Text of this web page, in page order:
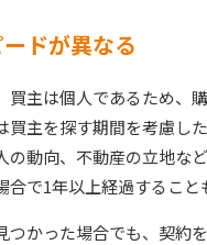
ドが異なる
買主は個人であるため、
買主を探す期間を考慮し
の動向、不動産の立地な
合で1年以上経過すること
つかった場合でも、契約